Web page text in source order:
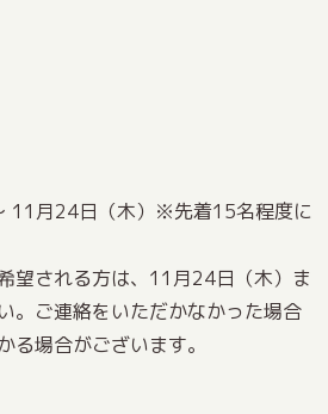
11月24日（木）※先着15名程度に
望される方は、11月24日（木）ま
。ご連絡をいただかなかった場合
る場合がございます。